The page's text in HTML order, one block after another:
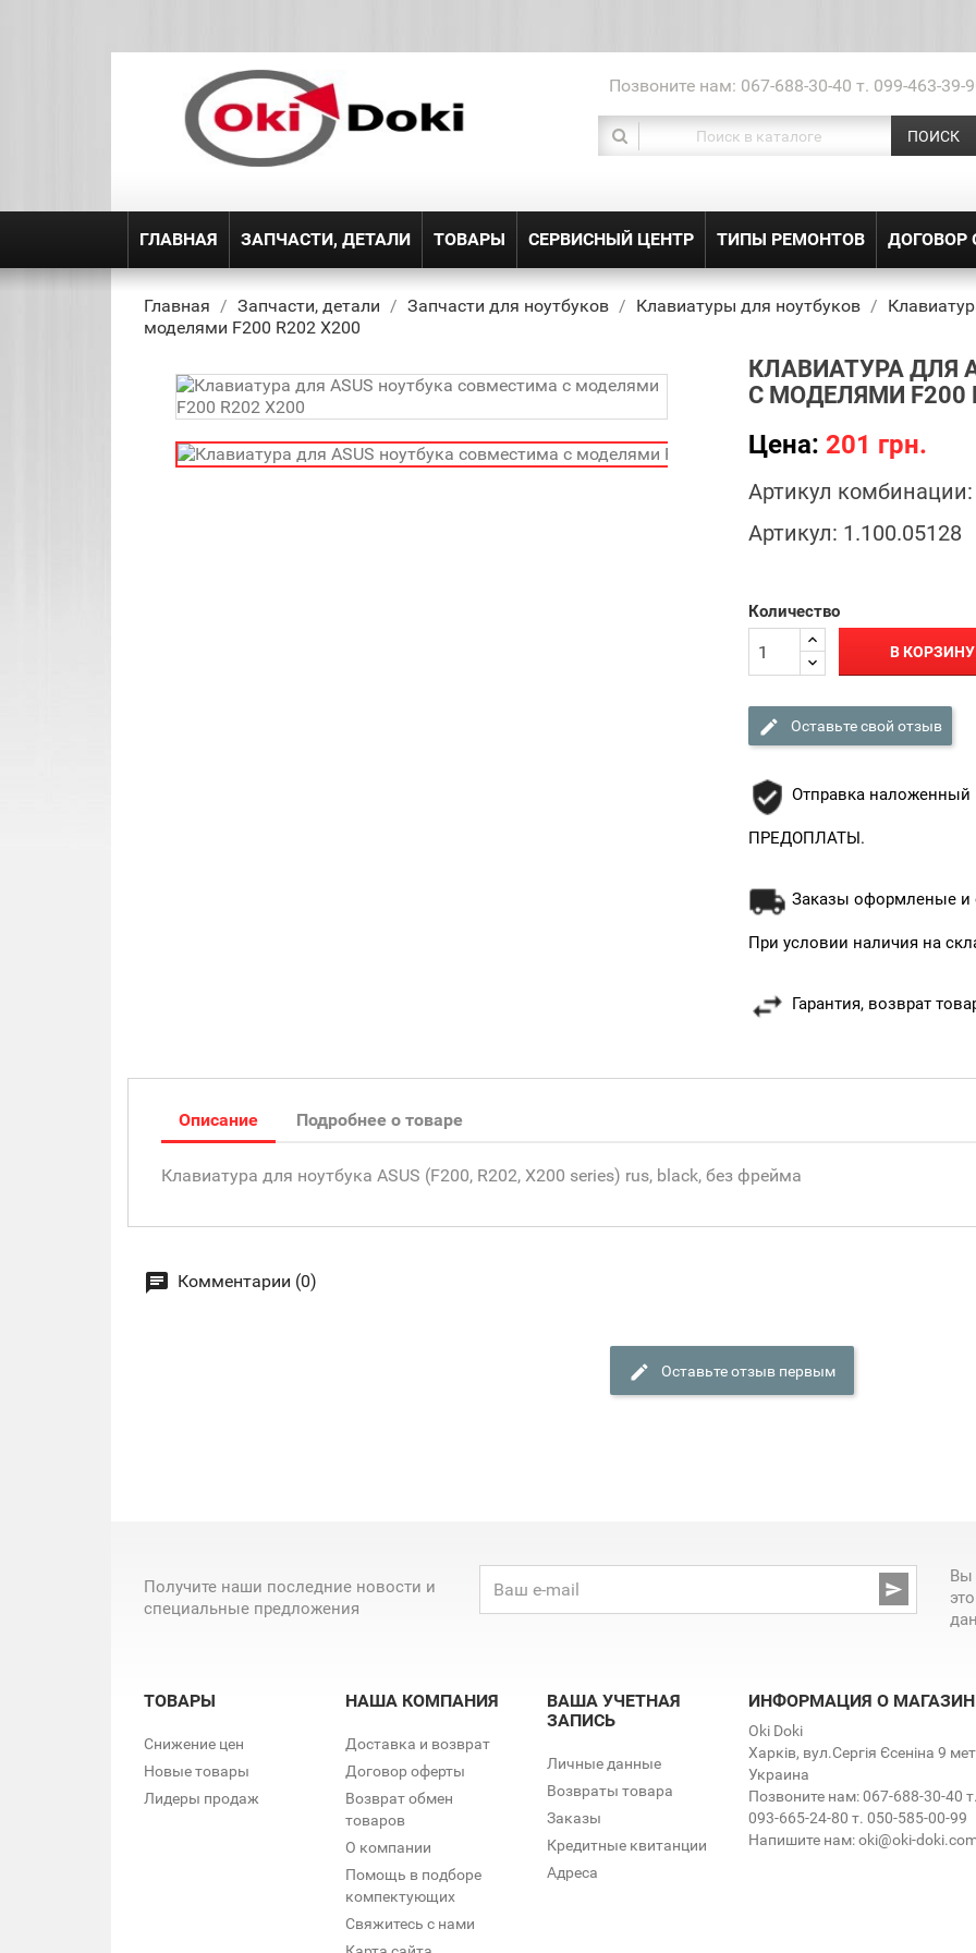
Позвоните нам: 067-688-30-40 т. 099-463-39-
ПОИСК
ГЛАВНАЯ ЗАПЧАСТИ, ДЕТАЛИ ТОВАРЫ СЕРВИСНЫЙ ЦЕНТР ТИПЫ РЕМОНТОВ ДОГОВОР
Главная Запчасти, детали Запчасти для ноутбуков Клавиатуры для ноутбуков
моделями F200 R202 X200
КЛАВИАТУРА ДЛЯ
С МОДЕЛЯМИ F200
Цена: 201 грн.
Артикул комбинации:
Артикул: 1.100.05128
Количество
В КОРЗИНУ
Оставьте свой отзыв
Отправка наложенный
ПРЕДОПЛАТЫ.
Заказы оформленые и
При условии наличия на
Гарантия, возврат
Описание Подробнее о товаре
Клавиатура для ноутбука ASUS (F200, R202, X200 series) rus, black, без фрейма
Комментарии (0)
Оставьте отзыв первым
Получите наши последние новости и
специальные предложения

Вы
ТОВАРЫ
Снижение цен
Новые товары
Лидеры продаж
НАША КОМПАНИЯ
Доставка и возврат
Договор оферты
Возврат обмен
товаров
О компании
Помощь в подборе
компектующих
Свяжитесь с нами
ВАША УЧЕТНАЯ
ЗАПИСЬ
Личные данные
Возвраты товара
Заказы
Кредитные квитанции
Адреса
ИНФОРМАЦИЯ О
Oki Doki
Харків, вул.Сергія Єсеніна 9
Украина
Позвоните нам:067-688-30-40
093-665-24-80 т. 050-585-00-99
Напишите нам:oki@oki-